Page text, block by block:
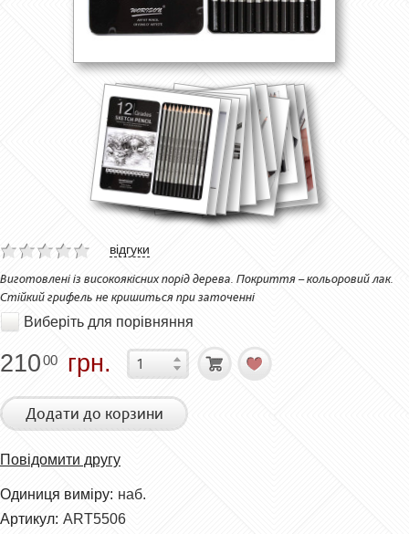
відгуки
Виготовлені із високоякісних порід дерева. Покриття – кольоровий лак.
Стійкий грифель не кришиться при заточенні
Виберіть для порівняння
21000 грн.
Додати до корзини
Повідомити другу
Одиниця виміру: наб.
Артикул: ART5506